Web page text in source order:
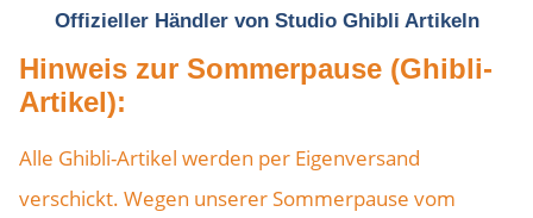
Offizieller Händler von Studio Ghibli Artikeln
Hinweis zur Sommerpause (Ghibli-
Artikel):
Alle Ghibli-Artikel werden per Eigenversand
verschickt. Wegen unserer Sommerpause vom